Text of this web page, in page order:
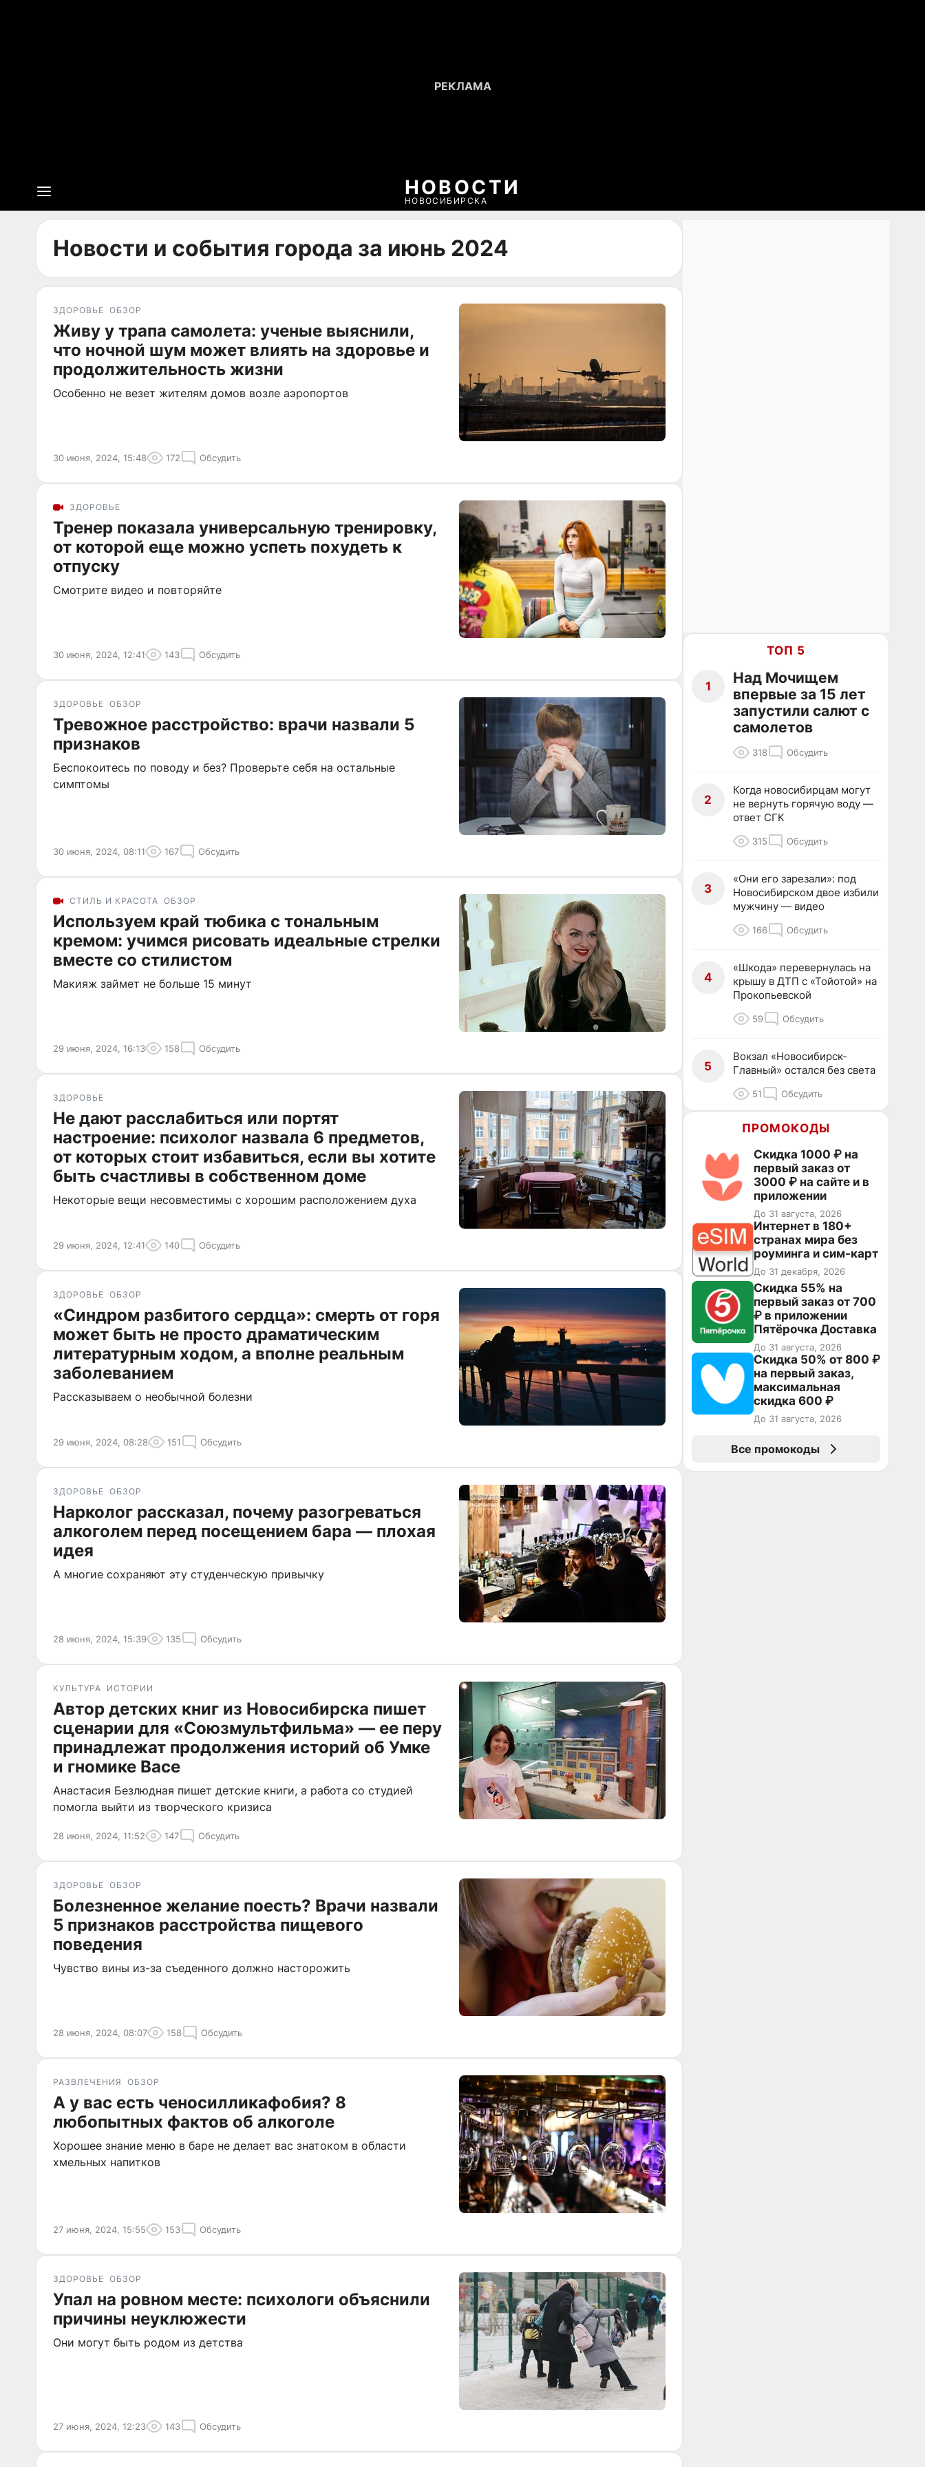
НОВОСТИ
НОВОСИБИРСКА
Новости и события города за июнь 2024
ЗДОРОВЬЕ ОБЗОР
Живу у трапа самолета: ученые выяснили,
что ночной шум может влиять на здоровье и
продолжительность жизни
Особенно не везет жителям домов возле аэропортов
30 июня, 2024, 15:48 172 Обсудить
ЗДОРОВЬЕ
Тренер показала универсальную тренировку,
от которой еще можно успеть похудеть к
отпуску
Смотрите видео и повторяйте
30 июня, 2024, 12:41 143 Обсудить
ЗДОРОВЬЕ ОБЗОР
Тревожное расстройство: врачи назвали 5
признаков
Беспокоитесь по поводу и без? Проверьте себя на остальные
симптомы
30 июня, 2024, 08:11 167 Обсудить
СТИЛЬ И КРАСОТА ОБЗОР
Используем край тюбика с тональным
кремом: учимся рисовать идеальные стрелки
вместе со стилистом
Макияж займет не больше 15 минут
29 июня, 2024, 16:13 158 Обсудить
ЗДОРОВЬЕ
Не дают расслабиться или портят
настроение: психолог назвала 6 предметов,
от которых стоит избавиться, если вы хотите
быть счастливы в собственном доме
Некоторые вещи несовместимы с хорошим расположением духа
29 июня, 2024, 12:41 140 Обсудить
ЗДОРОВЬЕ ОБЗОР
«Синдром разбитого сердца»: смерть от горя
может быть не просто драматическим
литературным ходом, а вполне реальным
заболеванием
Рассказываем о необычной болезни
29 июня, 2024, 08:28 151 Обсудить
ЗДОРОВЬЕ ОБЗОР
Нарколог рассказал, почему разогреваться
алкоголем перед посещением бара — плохая
идея
А многие сохраняют эту студенческую привычку
28 июня, 2024, 15:39 135 Обсудить
КУЛЬТУРА ИСТОРИИ
Автор детских книг из Новосибирска пишет
сценарии для «Союзмультфильма» — ее перу
принадлежат продолжения историй об Умке
и гномике Васе
Анастасия Безлюдная пишет детские книги, а работа со студией
помогла выйти из творческого кризиса
28 июня, 2024, 11:52 147 Обсудить
ЗДОРОВЬЕ ОБЗОР
Болезненное желание поесть? Врачи назвали
5 признаков расстройства пищевого
поведения
Чувство вины из-за съеденного должно насторожить
28 июня, 2024, 08:07 158 Обсудить
РАЗВЛЕЧЕНИЯ ОБЗОР
А у вас есть ченосилликафобия? 8
любопытных фактов об алкоголе
Хорошее знание меню в баре не делает вас знатоком в области
хмельных напитков
27 июня, 2024, 15:55 153 Обсудить
ЗДОРОВЬЕ ОБЗОР
Упал на ровном месте: психологи объяснили
причины неуклюжести
Они могут быть родом из детства
27 июня, 2024, 12:23 143 Обсудить
ТОП 5
1
Над Мочищем
впервые за 15 лет
запустили салют с
самолетов
318 Обсудить
2
Когда новосибирцам могут
не вернуть горячую воду —
ответ СГК
315 Обсудить
3
«Они его зарезали»: под
Новосибирском двое избили
мужчину — видео
166 Обсудить
4
«Шкода» перевернулась на
крышу в ДТП с «Тойотой» на
Прокопьевской
59 Обсудить
5
Вокзал «Новосибирск-
Главный» остался без света
51 Обсудить
ПРОМОКОДЫ
Скидка 1000 ₽ на
первый заказ от
3000 ₽ на сайте и в
приложении
До 31 августа, 2026
Интернет в 180+
странах мира без
роуминга и сим-карт
До 31 декабря, 2026
Скидка 55% на
первый заказ от 700
₽ в приложении
Пятёрочка Доставка
До 31 августа, 2026
Скидка 50% от 800 ₽
на первый заказ,
максимальная
скидка 600 ₽
До 31 августа, 2026
Все промокоды